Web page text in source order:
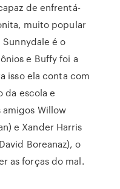
de enfrentá-
muito popular
é o
e Buffy foi a
isso ela conta com
da escola e
Willow
e Xander Harris
Boreanaz), o
as forças do mal.